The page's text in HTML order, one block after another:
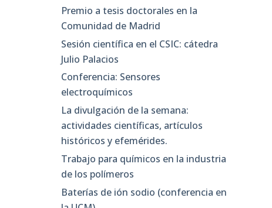
Premio a tesis doctorales en la
Comunidad de Madrid
Sesión científica en el CSIC: cátedra
Julio Palacios
Conferencia: Sensores
electroquímicos
La divulgación de la semana:
actividades científicas, artículos
históricos y efemérides.
Trabajo para químicos en la industria
de los polímeros
Baterías de ión sodio (conferencia en